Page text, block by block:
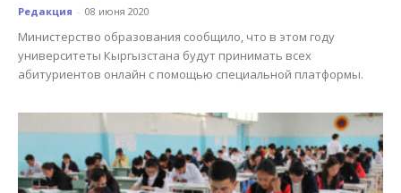
Редакция - 08 июня 2020
Министерство образования сообщило, что в этом году
университеты Кыргызстана будут принимать всех
абитуриентов онлайн с помощью специальной платформы.